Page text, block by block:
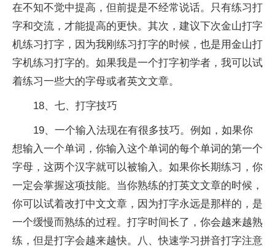
在不知不觉中提高，但前提是不经常说话。只有练习打
字和交流，才能提高的更快。其次，建议下次金山打字
机练习打字，因为我刚练习打字的时候，也是用金山打
字机练习打字的。如果我是一个打字初学者，我可以试
着练习一些大的字母或者英文文章。
18、七、打字技巧
19、一个输入法现在有很多技巧。例如，如果你
想输入一个单词，你输入这个单词的每个单词的第一个
字母，这两个汉字就可以被输入。如果你长期练习，你
一定会掌握这项技能。当你熟练的打英文文章的时候，
你可以试着改打中文文章，因为打字永远是那样的，是
一个缓慢而熟练的过程。打字时间长了，你会越来越熟
练，但是打字会越来越快。八、快速学习拼音打字注意